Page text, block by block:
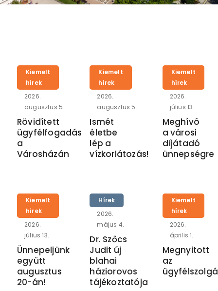
Kiemelt
hírek
2026.
augusztus 5.
Rövidített
ügyfélfogadás
a
Városházán
Kiemelt
hírek
2026.
augusztus 5.
Ismét
életbe
lép a
vízkorlátozás!
Kiemelt
hírek
2026.
július 13.
Meghívó
a városi
díjátadó
ünnepségre
Kiemelt
hírek
2026.
július 13.
Ünnepeljünk
együtt
augusztus
20-án!
Hírek
2026.
május 4.
Dr. Szőcs
Judit új
blahai
háziorovos
tájékoztatója
Kiemelt
hírek
2026.
április 1.
Megnyitott
az